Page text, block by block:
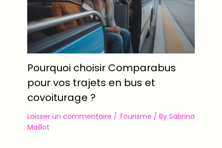
Pourquoi choisir Comparabus
pour vos trajets en bus et
covoiturage ?
Laisser un commentaire / Tourisme / By Sabrina
Maillot